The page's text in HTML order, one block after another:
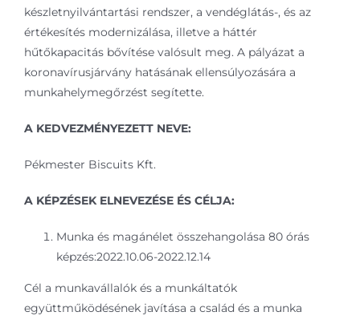
készletnyilvántartási rendszer, a vendéglátás-, és az
értékesítés modernizálása, illetve a háttér
hűtőkapacitás bővítése valósult meg. A pályázat a
koronavírusjárvány hatásának ellensúlyozására a
munkahelymegőrzést segítette.
A KEDVEZMÉNYEZETT NEVE:
Pékmester Biscuits Kft.
A KÉPZÉSEK ELNEVEZÉSE ÉS CÉLJA:
Munka és magánélet összehangolása 80 órás
képzés:2022.10.06-2022.12.14
Cél a munkavállalók és a munkáltatók
együttműködésének javítása a család és a munka